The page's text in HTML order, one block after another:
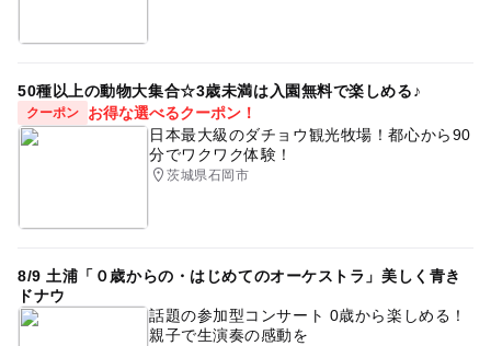
50種以上の動物大集合☆3歳未満は入園無料で楽しめる♪
クーポン
お得な選べるクーポン！
日本最大級のダチョウ観光牧場！都心から90
分でワクワク体験！
茨城県石岡市
8/9 土浦「０歳からの・はじめてのオーケストラ」美しく青き
ドナウ
話題の参加型コンサート 0歳から楽しめる！
親子で生演奏の感動を